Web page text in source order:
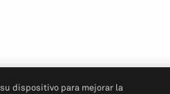
dispositivo para mejorar la